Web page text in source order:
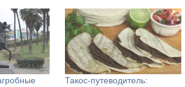
Такос-путеводитель: